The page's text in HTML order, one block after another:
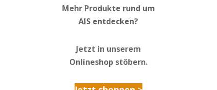
Mehr Produkte rund um
AIS entdecken?
Jetzt in unserem
Onlineshop stöbern.